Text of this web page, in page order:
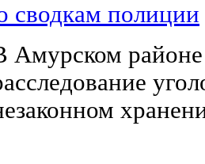
сводкам полиции
Амурском